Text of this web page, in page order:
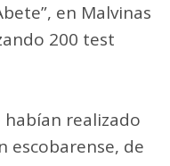
en Malvinas
200 test
habían realizado
escobarense, de